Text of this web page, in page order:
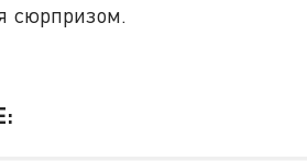
сюрпризом.